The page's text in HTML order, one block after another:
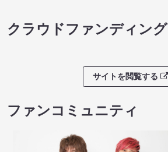
クラウドファンディング
サイトを閲覧する
ファンコミュニティ